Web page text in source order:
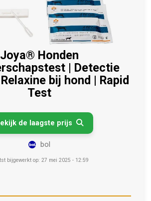
Joya® Honden
| Detectie
bij hond | Rapid
Test
de laagste prijs 
bol
bijgewerkt op: 27 mei 2025 - 12:59